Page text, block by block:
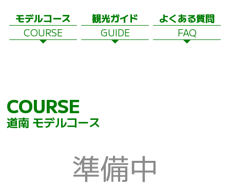
モデルコース
COURSE
観光ガイド
GUIDE
よくある質問
FAQ
COURSE
道南 モデルコース
準備中